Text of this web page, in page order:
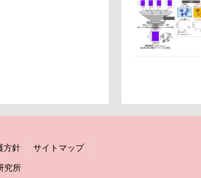
方針 サイトマップ
究所